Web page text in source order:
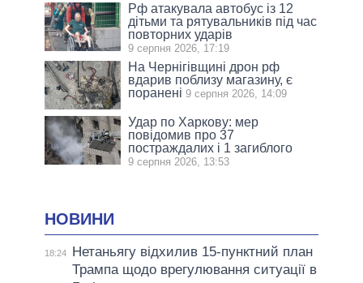
Рф атакувала автобус із 12
дітьми та рятувальників під час
повторних ударів
9 серпня 2026, 17:19
На Чернігівщині дрон рф
вдарив поблизу магазину, є
поранені 9 серпня 2026, 14:09
Удар по Харкову: мер
повідомив про 37
постраждалих і 1 загиблого
9 серпня 2026, 13:53
НОВИНИ
18:24
Нетаньягу відхилив 15-пунктний план
Трампа щодо врегулювання ситуації в